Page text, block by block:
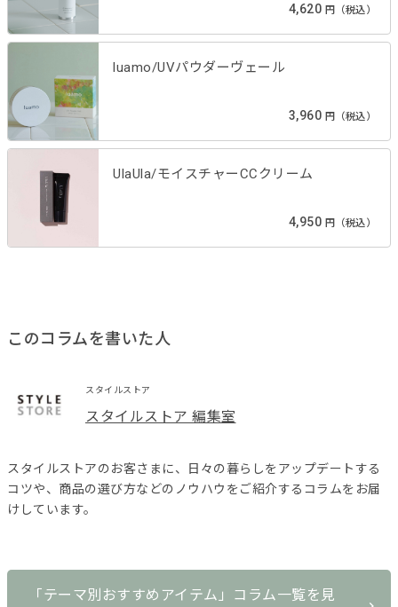
4,620 円（税込）
luamo/UVパウダーヴェール
3,960 円（税込）
UlaUla/モイスチャーCCクリーム
4,950 円（税込）
このコラムを書いた人
スタイルストア
スタイルストア 編集室
スタイルストアのお客さまに、日々の暮らしをアップデートする
コツや、商品の選び方などのノウハウをご紹介するコラムをお届
けしています。
「テーマ別おすすめアイテム」コラム一覧を見